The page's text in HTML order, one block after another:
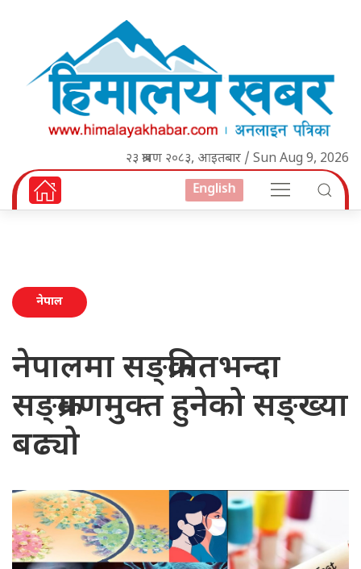
२३ श्रावण २०८३, आइतबार / Sun Aug 9, 2026
English
नेपाल
नेपालमा सङ्क्रमितभन्दा
सङ्क्रमणमुक्त हुनेको सङ्ख्या
बढ्यो